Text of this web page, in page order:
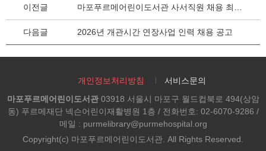
이전글
다음글 2026년 개관시간 연장사업 인력 채용 공고
개인정보처리방침
서비스문의
마포푸르메어린이도서관03918 서울시 마포구 월드컵북로 494(상암
동) 푸르메재단 넥슨어린이재활병원 1층 / 전화번호: 02-6070-9286 /
메일 : purmelibrary@purmehospital.org
Copyright(c) 마포푸르메어린이도서관. All Rights Reserved.